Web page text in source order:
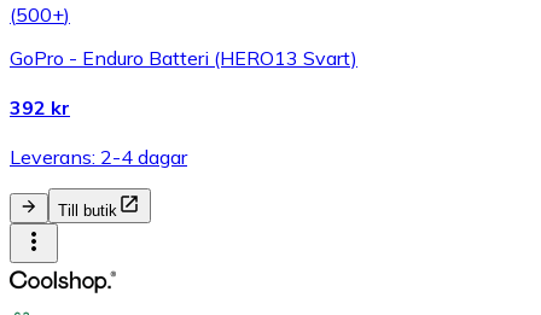
(500+)
GoPro - Enduro Batteri (HERO13 Svart)
392 kr
Leverans: 2-4 dagar
Till butik